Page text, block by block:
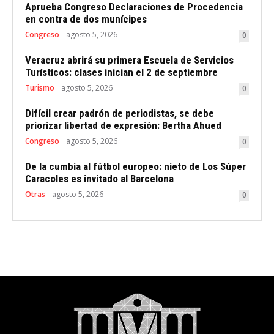
Aprueba Congreso Declaraciones de Procedencia
en contra de dos munícipes
Congreso agosto 5, 2026 0
Veracruz abrirá su primera Escuela de Servicios
Turísticos: clases inician el 2 de septiembre
Turismo agosto 5, 2026 0
Difícil crear padrón de periodistas, se debe
priorizar libertad de expresión: Bertha Ahued
Congreso agosto 5, 2026 0
De la cumbia al fútbol europeo: nieto de Los Súper
Caracoles es invitado al Barcelona
Otras agosto 5, 2026 0